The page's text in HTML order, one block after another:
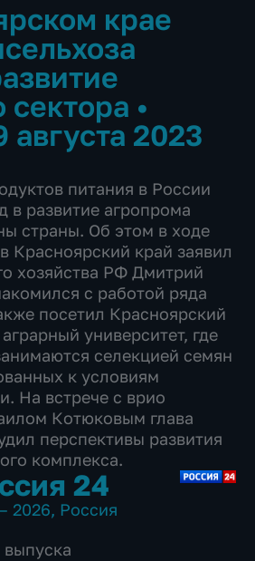
крае
сектора •
августа 2023
питания в России
в развитие агропрома
страны. Об этом в ходе
Красноярский край заявил
хозяйства РФ Дмитрий
с работой ряда
посетил Красноярский
университет, где
селекцией семян
к условиям
На встрече с врио
Котюковым глава
перспективы развития
комплекса.
24
2026, Россия
выпуска